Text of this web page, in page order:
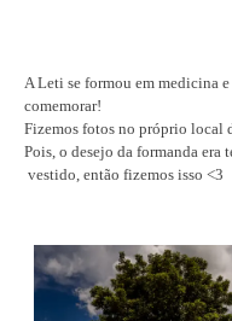
A Leti se formou em medicina
comemorar!
Fizemos fotos no próprio local
Pois, o desejo da formanda era
vestido, então fizemos isso <3